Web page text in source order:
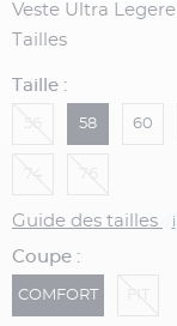
Veste Ultra
Tailles
Taille :
58 60
Guide des tailles i
Coupe :
COMFORT